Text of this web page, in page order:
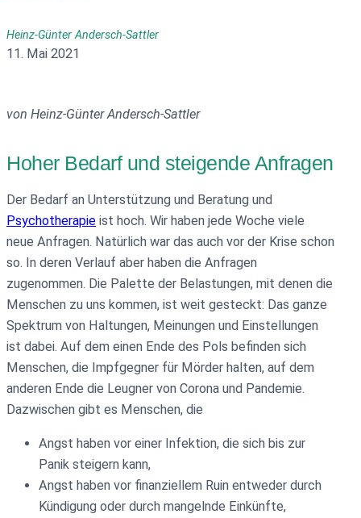
Heinz-Günter Andersch-Sattler
11. Mai 2021
von Heinz-Günter Andersch-Sattler
Hoher Bedarf und steigende Anfragen
Der Bedarf an Unterstützung und Beratung und
Psychotherapie ist hoch. Wir haben jede Woche viele
neue Anfragen. Natürlich war das auch vor der Krise schon
so. In deren Verlauf aber haben die Anfragen
zugenommen. Die Palette der Belastungen, mit denen die
Menschen zu uns kommen, ist weit gesteckt: Das ganze
Spektrum von Haltungen, Meinungen und Einstellungen
ist dabei. Auf dem einen Ende des Pols befinden sich
Menschen, die Impfgegner für Mörder halten, auf dem
anderen Ende die Leugner von Corona und Pandemie.
Dazwischen gibt es Menschen, die
Angst haben vor einer Infektion, die sich bis zur
Panik steigern kann,
Angst haben vor finanziellem Ruin entweder durch
Kündigung oder durch mangelnde Einkünfte,